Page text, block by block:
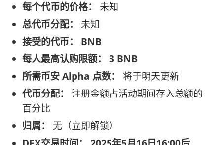
每个代币的价格：
未知
总代币分配： 未知
接受的代币：
BNB
每人最高认购限额：
3 BNB
所需币安 Alpha 点数： 将于明天更新
代币分配：
注册金额占活动期间存入总额的
百分比
归属： 无（立即解锁）